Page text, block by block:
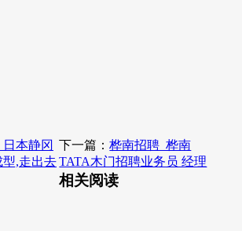
本静冈
,走出去
下一篇：桦南招聘_桦南
TATA木门招聘业务员 经理
相关阅读